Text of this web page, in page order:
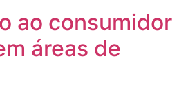
ao consumidor
áreas de